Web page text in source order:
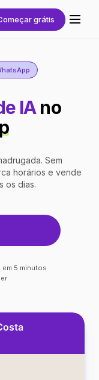
grátis
IAno
Sem
horários e vende
os dias.
em 5 minutos